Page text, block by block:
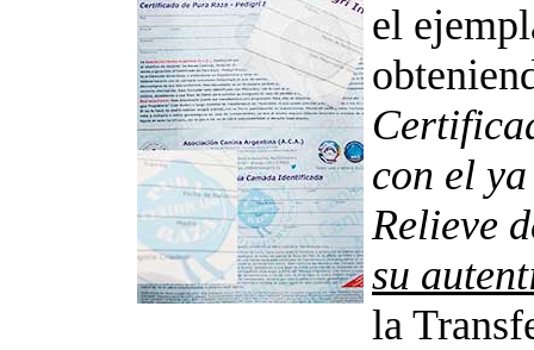
el
con el
Relieve
su
la